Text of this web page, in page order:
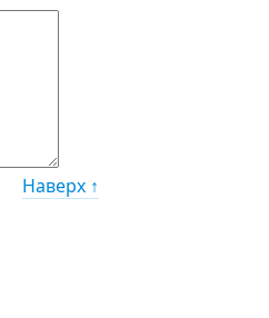
Наверх ↑